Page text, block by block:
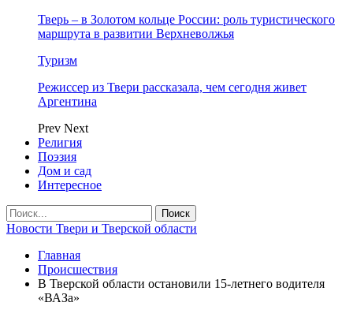
Тверь – в Золотом кольце России: роль туристического
маршрута в развитии Верхневолжья
Туризм
Режиссер из Твери рассказала, чем сегодня живет
Аргентина
Prev Next
Религия
Поэзия
Дом и сад
Интересное
Новости Твери и Тверской области
Главная
Происшествия
В Тверской области остановили 15-летнего водителя
«ВАЗа»